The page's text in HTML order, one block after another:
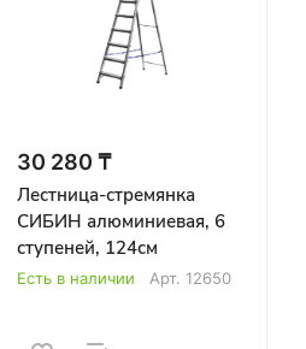
30 280 ₸
Лестница-стремянка
СИБИН алюминиевая, 6
ступеней, 124см
Есть в наличии Арт. 12650